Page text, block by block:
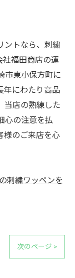
ントなら、刺繍
社福田商店の運
市東小保方町に
年にわたり高品
当店の熟練した
心の注意を払
様のご来店を心
刺繍ワッペンを
次のページ >